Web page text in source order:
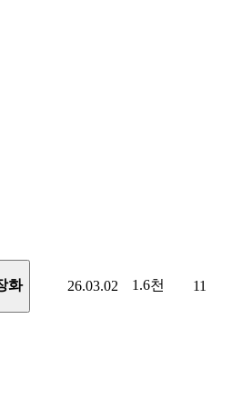
화 26.03.02 1.6천 11